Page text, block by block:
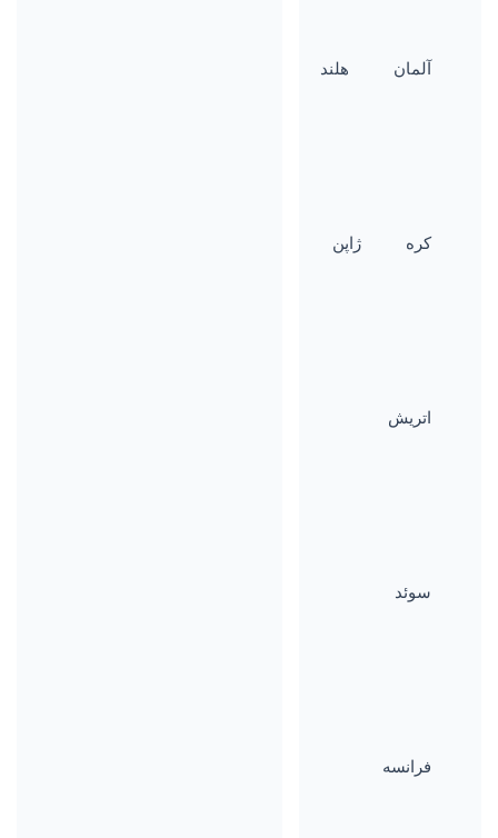
آلمان هلند
کره ژاپن
اتریش
سوئد
فرانسه